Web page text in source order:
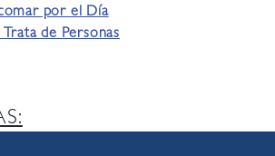
por el Día
de Personas